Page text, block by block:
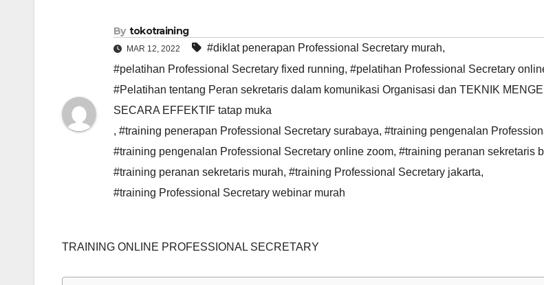
By tokotraining
MAR 12, 2022 #diklat penerapan Professional Secretary murah,
#pelatihan Professional Secretary fixed running, #pelatihan Professional Secretary
#Pelatihan tentang Peran sekretaris dalam komunikasi Organisasi dan TEKNIK
SECARA EFFEKTIF tatap muka
, #training penerapan Professional Secretary surabaya, #training pengenalan
#training pengenalan Professional Secretary online zoom, #training peranan sekretaris
#training peranan sekretaris murah, #training Professional Secretary jakarta,
#training Professional Secretary webinar murah
TRAINING ONLINE PROFESSIONAL SECRETARY